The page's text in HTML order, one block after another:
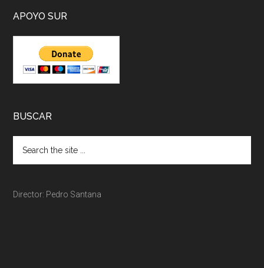
APOYO SUR
BUSCAR
Director: Pedro Santana